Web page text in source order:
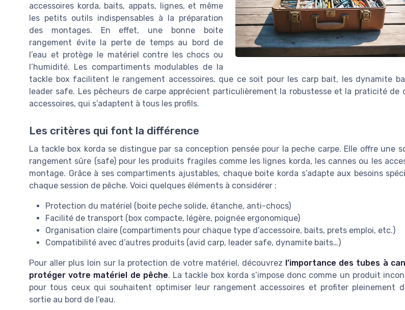
accessoires korda, baits, appats, lignes, et même
les petits outils indispensables à la préparation
des montages. En effet, une bonne boite
rangement évite la perte de temps au bord de
l’eau et protège le matériel contre les chocs ou
l’humidité. Les compartiments modulables de la
tackle box facilitent le rangement accessoires, que ce soit pour les carp bait, les dynamite
leader safe. Les pêcheurs de carpe apprécient particulièrement la robustesse et la praticité de
accessoires, qui s’adaptent à tous les profils.
Les critères qui font la différence
La tackle box korda se distingue par sa conception pensée pour la peche carpe. Elle offre une
rangement sûre (safe) pour les produits fragiles comme les lignes korda, les cannes ou les
montage. Grâce à ses compartiments ajustables, chaque boite korda s’adapte aux besoins
chaque session de pêche. Voici quelques éléments à considérer :
Protection du matériel (boite peche solide, étanche, anti-chocs)
Facilité de transport (box compacte, légère, poignée ergonomique)
Organisation claire (compartiments pour chaque type d’accessoire, baits, prets emploi, etc.)
Compatibilité avec d’autres produits (avid carp, leader safe, dynamite baits…)
Pour aller plus loin sur la protection de votre matériel, découvrez l’importance des tubes à
protéger votre matériel de pêche. La tackle box korda s’impose donc comme un produit
pour tous ceux qui souhaitent optimiser leur rangement accessoires et profiter pleinement
sortie au bord de l’eau.